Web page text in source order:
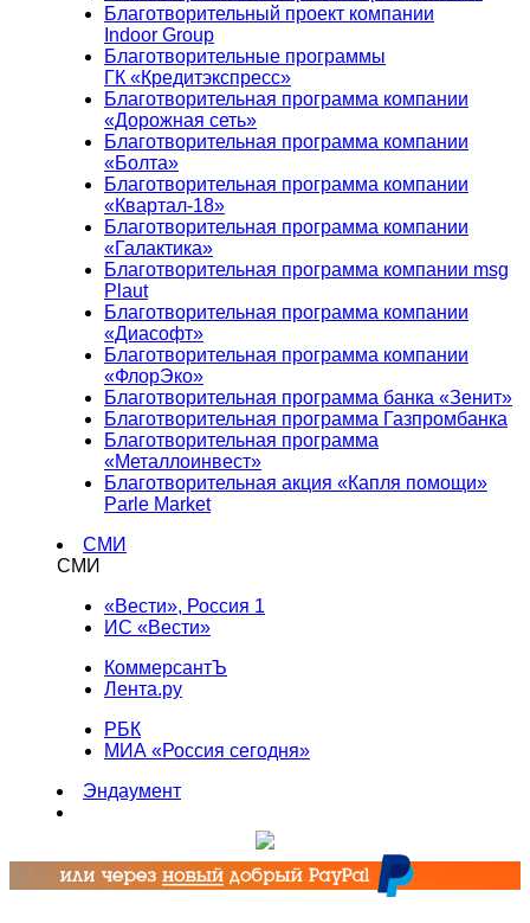
Благотворительный проект компании
Indoor Group
Благотворительные программы
ГК «Кредитэкспресс»
Благотворительная программа компании
«Дорожная сеть»
Благотворительная программа компании
«Болта»
Благотворительная программа компании
«Квартал-18»
Благотворительная программа компании
«Галактика»
Благотворительная программа компании msg
Plaut
Благотворительная программа компании
«Диасофт»
Благотворительная программа компании
«ФлорЭко»
Благотворительная программа банка «Зенит»
Благотворительная программа Газпромбанка
Благотворительная программа
«Металлоинвест»
Благотворительная акция «Капля помощи»
Parle Market
СМИ
СМИ
«Вести», Россия 1
ИС «Вести»
КоммерсантЪ
Лента.ру
РБК
МИА «Россия сегодня»
Эндаумент